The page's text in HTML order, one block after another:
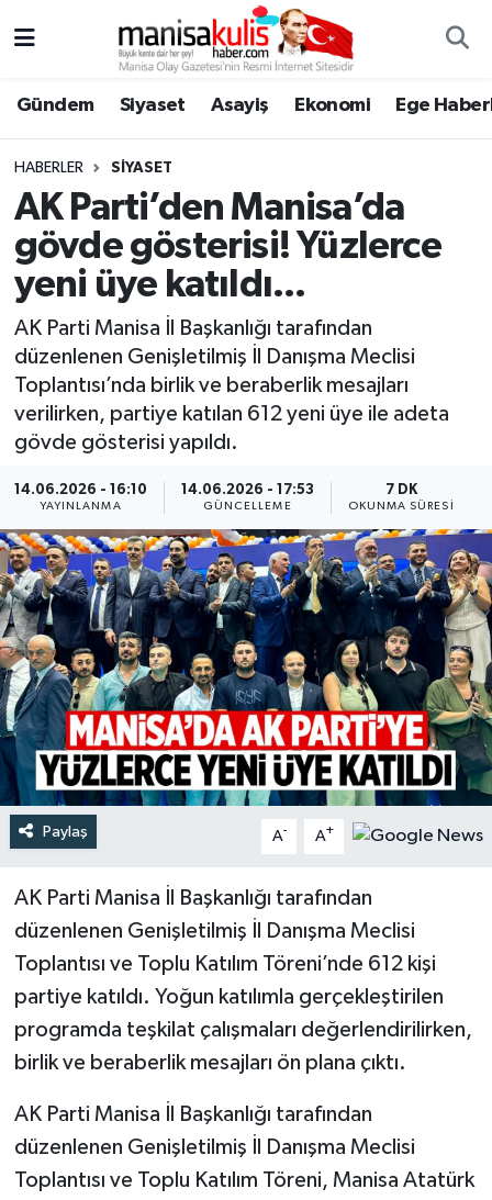
Gündem Siyaset Asayiş Ekonomi Ege
HABERLER SIYASET
AK Parti’den Manisa’da
gövde gösterisi! Yüzlerce
yeni üye katıldı...
AK Parti Manisa İl Başkanlığı tarafından
düzenlenen Genişletilmiş İl Danışma Meclisi
Toplantısı’nda birlik ve beraberlik mesajları
verilirken, partiye katılan 612 yeni üye ile adeta
gövde gösterisi yapıldı.
14.06.2026 - 16:10
YAYINLANMA
14.06.2026 - 17:53
GÜNCELLEME
7 DK
OKUNMA SÜRESI
Paylaş A- A+
AK Parti Manisa İl Başkanlığı tarafından
düzenlenen Genişletilmiş İl Danışma Meclisi
Toplantısı ve Toplu Katılım Töreni’nde 612 kişi
partiye katıldı. Yoğun katılımla gerçekleştirilen
programda teşkilat çalışmaları değerlendirilirken,
birlik ve beraberlik mesajları ön plana çıktı.
AK Parti Manisa İl Başkanlığı tarafından
düzenlenen Genişletilmiş İl Danışma Meclisi
Toplantısı ve Toplu Katılım Töreni, Manisa Atatürk
Ege Haberleri
Ekonomi
Genel
Gündem
Resmi İlan
Siyaset
Türkiye
Yaşam
Yunusemre Hava Durumu
Yunusemre Trafik Yoğunluk Haritası
Süper Lig Puan Durumu ve Fikstür
Tüm Manşetler
Son Dakika Haberleri
Haber Arşivi